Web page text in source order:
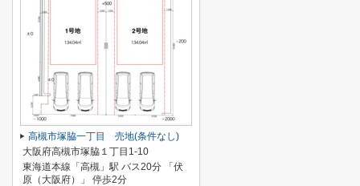
高槻市塚脇一丁目 売地(条件なし)
大阪府高槻市塚脇１丁目1-10
東海道本線「高槻」駅 バス20分 「伏
原（大阪府）」 停歩2分